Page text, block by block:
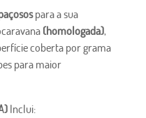
para a sua
(homologada),
coberta por grama
para maior
Inclui: